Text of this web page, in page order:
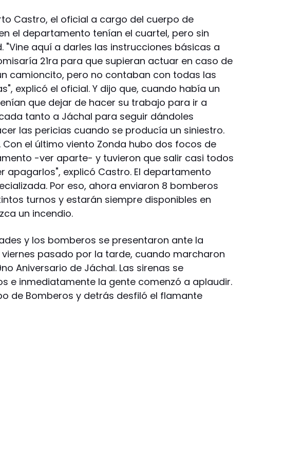
Castro, el oficial a cargo del cuerpo de
el departamento tenían el cuartel, pero sin
"Vine aquí a darles las instrucciones básicas a
21ra para que supieran actuar en caso de
camioncito, pero no contaban con todas las
explicó el oficial. Y dijo que, cuando había un
que dejar de hacer su trabajo para ir a
tanto a Jáchal para seguir dándoles
las pericias cuando se producía un siniestro.
Con el último viento Zonda hubo dos focos de
-ver aparte- y tuvieron que salir casi todos
apagarlos", explicó Castro. El departamento
Por eso, ahora enviaron 8 bomberos
turnos y estarán siempre disponibles en
un incendio.
y los bomberos se presentaron ante la
pasado por la tarde, cuando marcharon
Aniversario de Jáchal. Las sirenas se
e inmediatamente la gente comenzó a aplaudir.
de Bomberos y detrás desfiló el flamante